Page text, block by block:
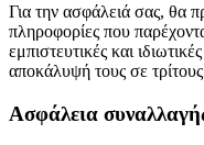
Για την ασφάλειά σας, θα
πληροφορίες που
εμπιστευτικές και
αποκάλυψή τους σε
Ασφάλεια